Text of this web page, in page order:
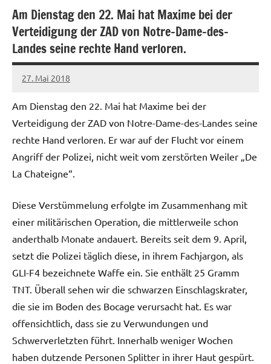
Am Dienstag den 22. Mai hat Maxime bei der
Verteidigung der ZAD von Notre-Dame-des-
Landes seine rechte Hand verloren.
27. Mai 2018
admin
Am Dienstag den 22. Mai hat Maxime bei der
Verteidigung der ZAD von Notre-Dame-des-Landes seine
rechte Hand verloren. Er war auf der Flucht vor einem
Angriff der Polizei, nicht weit vom zerstörten Weiler „De
La Chateigne“.
Diese Verstümmelung erfolgte im Zusammenhang mit
einer militärischen Operation, die mittlerweile schon
anderthalb Monate andauert. Bereits seit dem 9. April,
setzt die Polizei täglich diese, in ihrem Fachjargon, als
GLI-F4 bezeichnete Waffe ein. Sie enthält 25 Gramm
TNT. Überall sehen wir die schwarzen Einschlagskrater,
die sie im Boden des Bocage verursacht hat. Es war
offensichtlich, dass sie zu Verwundungen und
Schwerverletzten führt. Innerhalb weniger Wochen
haben dutzende Personen Splitter in ihrer Haut gespürt.